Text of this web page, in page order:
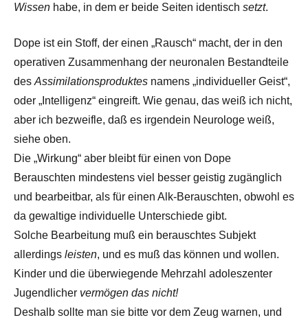
Wissen habe, in dem er beide Seiten identisch setzt.
Dope ist ein Stoff, der einen „Rausch“ macht, der in den
operativen Zusammenhang der neuronalen Bestandteile
des Assimilationsproduktes namens „individueller Geist“,
oder „Intelligenz“ eingreift. Wie genau, das weiß ich nicht,
aber ich bezweifle, daß es irgendein Neurologe weiß,
siehe oben.
Die „Wirkung“ aber bleibt für einen von Dope
Berauschten mindestens viel besser geistig zugänglich
und bearbeitbar, als für einen Alk-Berauschten, obwohl es
da gewaltige individuelle Unterschiede gibt.
Solche Bearbeitung muß ein berauschtes Subjekt
allerdings leisten, und es muß das können und wollen.
Kinder und die überwiegende Mehrzahl adoleszenter
Jugendlicher vermögen das nicht!
Deshalb sollte man sie bitte vor dem Zeug warnen, und